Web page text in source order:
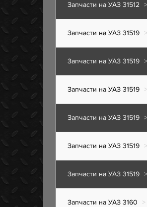
Запчасти на УАЗ 31512
Запчасти на УАЗ 31519
Запчасти на УАЗ 31519
Запчасти на УАЗ 31519
Запчасти на УАЗ 31519
Запчасти на УАЗ 31519
Запчасти на УАЗ 31519
Запчасти на УАЗ 3160